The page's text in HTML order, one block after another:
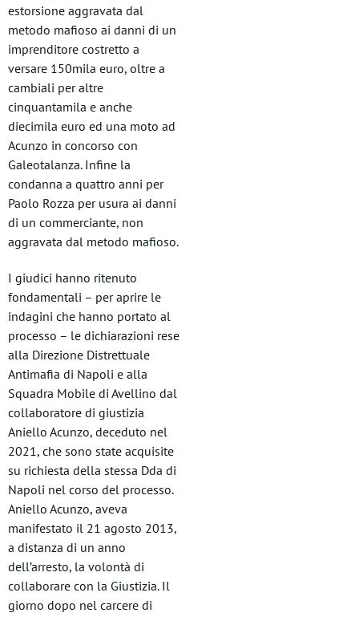
estorsione aggravata dal
metodo mafioso ai danni di un
imprenditore costretto a
versare 150mila euro, oltre a
cambiali per altre
cinquantamila e anche
diecimila euro ed una moto ad
Acunzo in concorso con
Galeotalanza. Infine la
condanna a quattro anni per
Paolo Rozza per usura ai danni
di un commerciante, non
aggravata dal metodo mafioso.
I giudici hanno ritenuto
fondamentali – per aprire le
indagini che hanno portato al
processo – le dichiarazioni rese
alla Direzione Distrettuale
Antimafia di Napoli e alla
Squadra Mobile di Avellino dal
collaboratore di giustizia
Aniello Acunzo, deceduto nel
2021, che sono state acquisite
su richiesta della stessa Dda di
Napoli nel corso del processo.
Aniello Acunzo, aveva
manifestato il 21 agosto 2013,
a distanza di un anno
dell’arresto, la volontà di
collaborare con la Giustizia. Il
giorno dopo nel carcere di